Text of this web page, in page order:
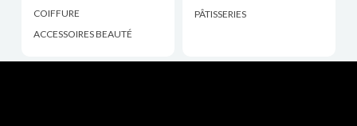
COIFFURE
ACCESSOIRES BEAUTÉ
PÂTISSERIES